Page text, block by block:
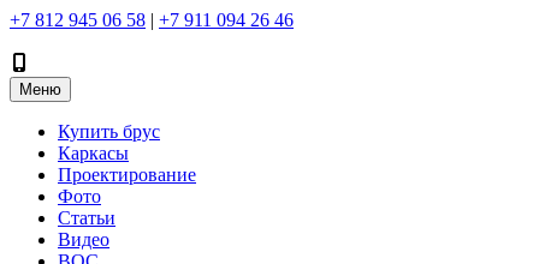
+7 812 945 06 58 | +7 911 094 26 46
Меню
Купить брус
Каркасы
Проектирование
Фото
Статьи
Видео